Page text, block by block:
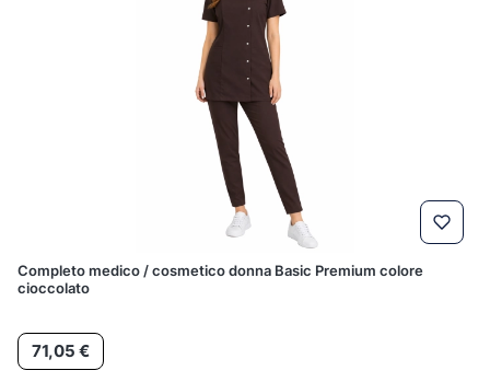
Completo medico / cosmetico donna Basic Premium colore
cioccolato
Prezzo
71,05 €